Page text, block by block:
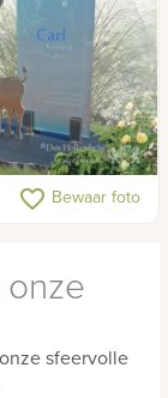
urnengraf
voor kind
favorite_border Bewaar foto
sfeervolle